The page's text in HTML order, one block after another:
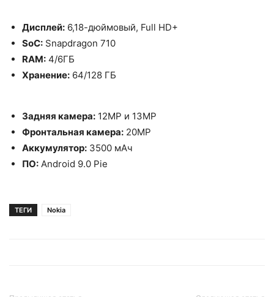
Дисплей: 6,18-дюймовый, Full HD+
SoC: Snapdragon 710
RAM: 4/6ГБ
Хранение: 64/128 ГБ
Задняя камера: 12MP и 13MP
Фронтальная камера: 20MP
Аккумулятор: 3500 мАч
ПО: Android 9.0 Pie
ТЕГИ Nokia